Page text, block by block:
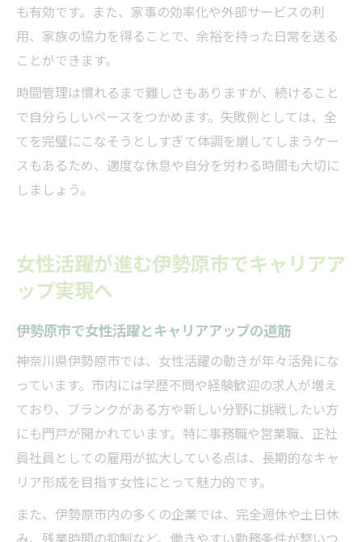
も有効です。また、家事の効率化や外部サービスの利
用、家族の協力を得ることで、余裕を持った日常を送る
ことができます。
時間管理は慣れるまで難しさもありますが、続けること
で自分らしいペースをつかめます。失敗例としては、全
てを完璧にこなそうとしすぎて体調を崩してしまうケー
スもあるため、適度な休息や自分を労わる時間も大切に
しましょう。
女性活躍が進む伊勢原市でキャリアア
ップ実現へ
伊勢原市で女性活躍とキャリアアップの道筋
神奈川県伊勢原市では、女性活躍の動きが年々活発にな
っています。市内には学歴不問や経験歓迎の求人が増え
ており、ブランクがある方や新しい分野に挑戦したい方
にも門戸が開かれています。特に事務職や営業職、正社
員社員としての雇用が拡大している点は、長期的なキャ
リア形成を目指す女性にとって魅力的です。
また、伊勢原市内の多くの企業では、完全週休や土日休
み、残業時間の抑制など、働きやすい勤務条件が整いつ